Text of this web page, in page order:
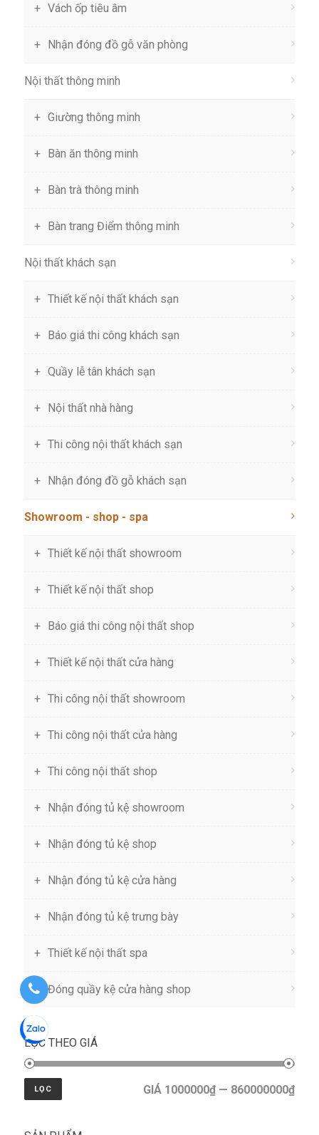
Vách ốp tiêu âm
Nhận đóng đồ gỗ văn phòng
Nội thất thông minh
Giường thông minh
Bàn ăn thông minh
Bàn trà thông minh
Bàn trang Điểm thông minh
Nội thất khách sạn
Thiết kế nội thất khách sạn
Báo giá thi công khách sạn
Quầy lễ tân khách sạn
Nội thất nhà hàng
Thi công nội thất khách sạn
Nhận đóng đồ gỗ khách sạn
Showroom - shop - spa
Thiết kế nội thất showroom
Thiết kế nội thất shop
Báo giá thi công nội thất shop
Thiết kế nội thất cửa hàng
Thi công nội thất showroom
Thi công nội thất cửa hàng
Thi công nội thất shop
Nhận đóng tủ kệ showroom
Nhận đóng tủ kệ shop
Nhận đóng tủ kệ cửa hàng
Nhận đóng tủ kệ trưng bày
Thiết kế nội thất spa
Đóng quầy kệ cửa hàng shop
LỌC THEO GIÁ
LỌC GIÁ 1000000₫ — 860000000₫